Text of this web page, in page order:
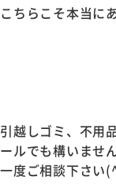
こちらこそ本当に
引越しゴミ、不用
ールでも構いませ
一度ご相談下さい